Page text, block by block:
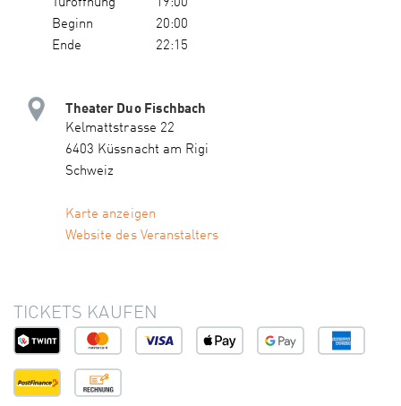
Türöffnung
19:00
Beginn
20:00
Ende
22:15
Theater Duo Fischbach
Kelmattstrasse 22
6403 Küssnacht am Rigi
Schweiz
Karte anzeigen
Website des Veranstalters
TICKETS KAUFEN